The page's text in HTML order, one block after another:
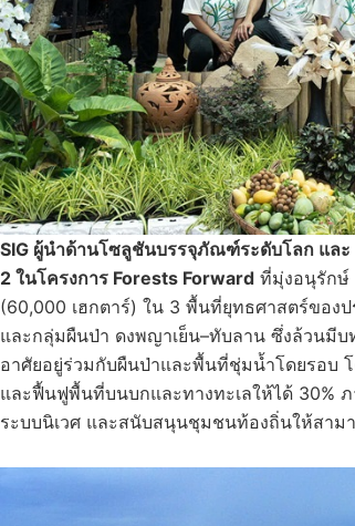
SIG ผู้นำด้านโซลูชันบรรจุภัณฑ์ระดับโลก และ
2 ในโครงการ Forests Forward ที่มุ่งอนุรักษ์
(60,000 เฮกตาร์) ใน 3 พื้นที่ยุทธศาสตร์ของ
และกลุ่มผืนป่า ดงพญาเย็น–ทับลาน ซึ่งล้วนมี
อาศัยอยู่ร่วมกับผืนป่าและพื้นที่ชุ่มน้ำโดยรอบ
และฟื้นฟูพื้นที่บนบกและทางทะเลให้ได้ 30%
ระบบนิเวศ และสนับสนุนชุมชนท้องถิ่นให้สาม